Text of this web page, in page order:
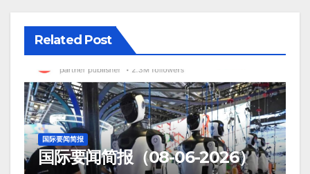
Related Post
国际要闻简报
国际要闻简报（08-06-2026）